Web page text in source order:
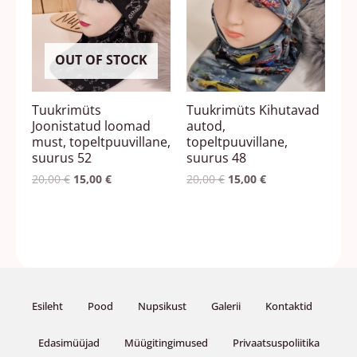
OUT OF STOCK
Tuukrimüts
Joonistatud loomad
must, topeltpuuvillane,
suurus 52
20,00€ 15,00 €
Tuukrimüts Kihutavad
autod,
topeltpuuvillane,
suurus 48
20,00€ 15,00 €
Esileht Pood Nupsikust Galerii Kontaktid
Edasimüüjad Müügitingimused Privaatsuspoliitika